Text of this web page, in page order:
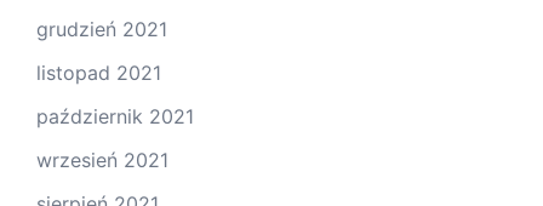
grudzień 2021
listopad 2021
październik 2021
wrzesień 2021